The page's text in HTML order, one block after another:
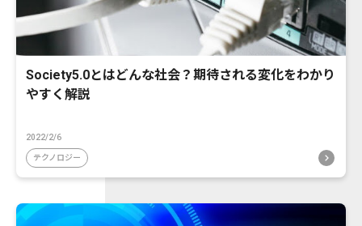
Society5.0とはどんな社会？期待される変化をわかり
やすく解説
2022/2/6
テクノロジー